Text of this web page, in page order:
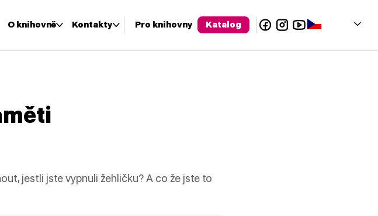
O knihovně Kontakty Pro knihovny Katalog Facebook
Instagram
YouTubeČeština‎
jestli jste vypnuli žehličku? A co že jste to